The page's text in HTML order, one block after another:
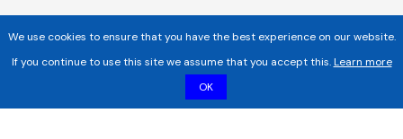
We use cookies to ensure that you have the best experience on our website.
If you continue to use this site we assume that you accept this.Learn more
OK